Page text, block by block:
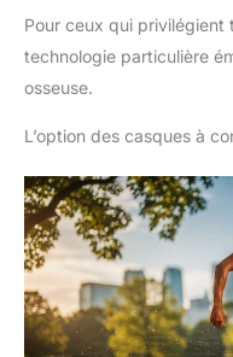
Pour ceux qui privilégient
technologie particulière
osseuse.
L’option des casques à